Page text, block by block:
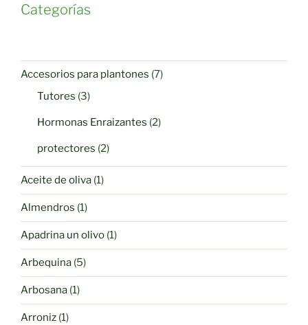
Categorías
Accesorios para plantones 77
Tutores 33
Hormonas Enraizantes 22
protectores 22
productos
Aceite de oliva 11
producto
Almendros 11
producto
Apadrina un olivo 11
producto
Arbequina 55
productos
Arbosana 11
producto
Arroniz 11